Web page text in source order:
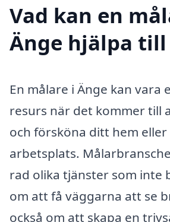
Vad kan en
Änge hjälpa till
En målare i Änge kan vara
resurs när det kommer till
och försköna ditt hem eller
arbetsplats.
rad olika tjänster som inte
om att få väggarna att se
också om att skapa en